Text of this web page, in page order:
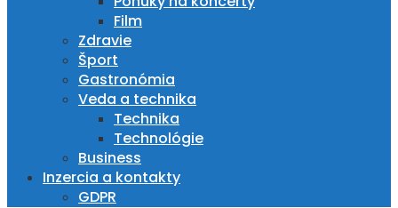
Film
Zdravie
Šport
Gastronómia
Veda a technika
Technika
Technológie
Business
Inzercia a kontakty
GDPR